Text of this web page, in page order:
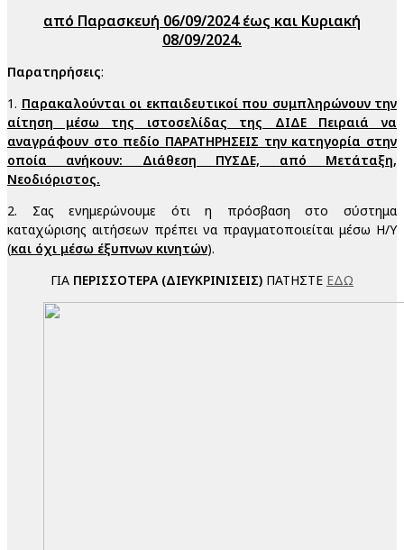
από Παρασκευή 06/09/2024 έως και Κυριακή
08/09/2024.
Παρατηρήσεις:
1. Παρακαλούνται οι εκπαιδευτικοί που συμπληρώνουν την
αίτηση μέσω της ιστοσελίδας της ΔΙΔΕ Πειραιά να
αναγράφουν στο πεδίο ΠΑΡΑΤΗΡΗΣΕΙΣ την κατηγορία στην
οποία ανήκουν: Διάθεση ΠΥΣΔΕ, από Μετάταξη,
Νεοδιόριστος.
2. Σας ενημερώνουμε ότι η πρόσβαση στο σύστημα
καταχώρισης αιτήσεων πρέπει να πραγματοποιείται μέσω Η/Υ
(και όχι μέσω έξυπνων κινητών).
ΓΙΑ ΠΕΡΙΣΣΟΤΕΡΑ (ΔΙΕΥΚΡΙΝΙΣΕΙΣ) ΠΑΤΗΣΤΕ ΕΔΩ